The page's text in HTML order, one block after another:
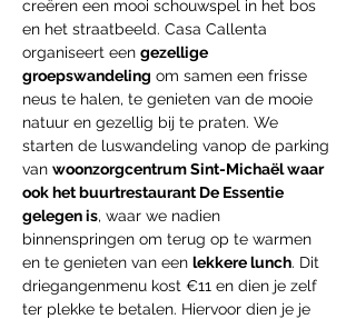
creëren een mooi schouwspel in het bos
en het straatbeeld. Casa Callenta
organiseert een gezellige
groepswandeling om samen een frisse
neus te halen, te genieten van de mooie
natuur en gezellig bij te praten. We
starten de luswandeling vanop de parking
van woonzorgcentrum Sint-Michaël waar
ook het buurtrestaurant De Essentie
gelegen is, waar we nadien
binnenspringen om terug op te warmen
en te genieten van een lekkere lunch. Dit
driegangenmenu kost €11 en dien je zelf
ter plekke te betalen. Hiervoor dien je je